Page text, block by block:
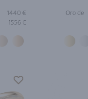
1440 €
1556 €
Oro de